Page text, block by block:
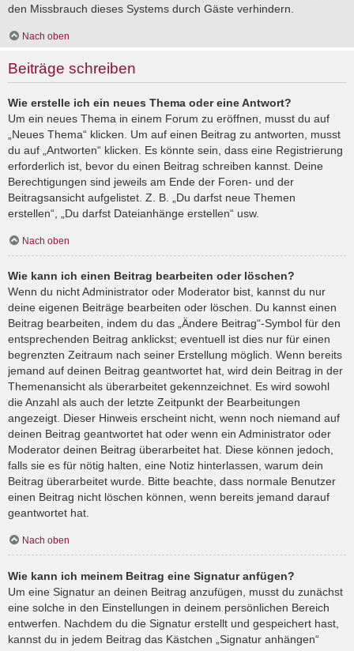
den Missbrauch dieses Systems durch Gäste verhindern.
Nach oben
Beiträge schreiben
Wie erstelle ich ein neues Thema oder eine Antwort?
Um ein neues Thema in einem Forum zu eröffnen, musst du auf
„Neues Thema“ klicken. Um auf einen Beitrag zu antworten, musst
du auf „Antworten“ klicken. Es könnte sein, dass eine Registrierung
erforderlich ist, bevor du einen Beitrag schreiben kannst. Deine
Berechtigungen sind jeweils am Ende der Foren- und der
Beitragsansicht aufgelistet. Z. B. „Du darfst neue Themen
erstellen“, „Du darfst Dateianhänge erstellen“ usw.
Nach oben
Wie kann ich einen Beitrag bearbeiten oder löschen?
Wenn du nicht Administrator oder Moderator bist, kannst du nur
deine eigenen Beiträge bearbeiten oder löschen. Du kannst einen
Beitrag bearbeiten, indem du das „Ändere Beitrag“-Symbol für den
entsprechenden Beitrag anklickst; eventuell ist dies nur für einen
begrenzten Zeitraum nach seiner Erstellung möglich. Wenn bereits
jemand auf deinen Beitrag geantwortet hat, wird dein Beitrag in der
Themenansicht als überarbeitet gekennzeichnet. Es wird sowohl
die Anzahl als auch der letzte Zeitpunkt der Bearbeitungen
angezeigt. Dieser Hinweis erscheint nicht, wenn noch niemand auf
deinen Beitrag geantwortet hat oder wenn ein Administrator oder
Moderator deinen Beitrag überarbeitet hat. Diese können jedoch,
falls sie es für nötig halten, eine Notiz hinterlassen, warum dein
Beitrag überarbeitet wurde. Bitte beachte, dass normale Benutzer
einen Beitrag nicht löschen können, wenn bereits jemand darauf
geantwortet hat.
Nach oben
Wie kann ich meinem Beitrag eine Signatur anfügen?
Um eine Signatur an deinen Beitrag anzufügen, musst du zunächst
eine solche in den Einstellungen in deinem persönlichen Bereich
entwerfen. Nachdem du die Signatur erstellt und gespeichert hast,
kannst du in jedem Beitrag das Kästchen „Signatur anhängen“